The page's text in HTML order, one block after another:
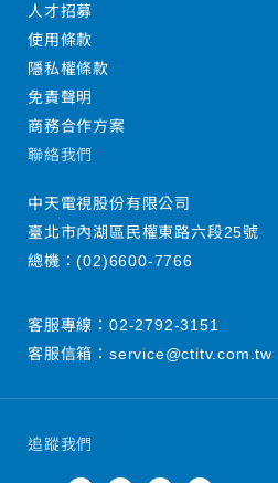
追蹤我們
人才招募
使用條款
隱私權條款
免責聲明
商務合作方案
聯絡我們
中天電視股份有限公司
臺北市內湖區民權東路六段25號
總機：(02)6600-7766
客服專線： 02-2792-3151
客服信箱： service@ctitv.com.tw